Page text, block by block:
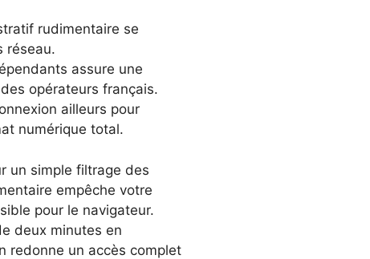
rudimentaire se
réseau.
assure une
opérateurs français.
ailleurs pour
numérique total.
un simple filtrage des
empêche votre
pour le navigateur.
deux minutes en
redonne un accès complet